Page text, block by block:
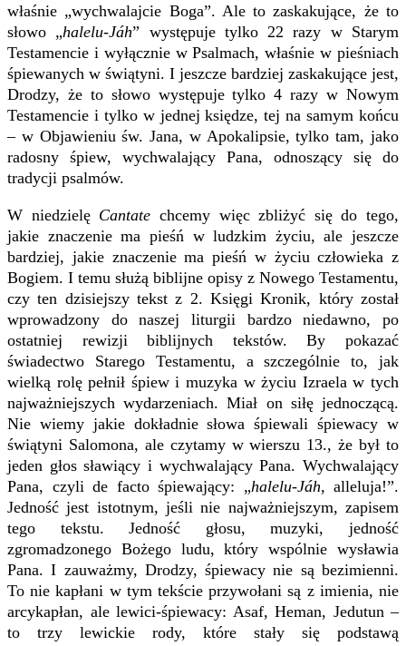
właśnie „wychwalajcie Boga”. Ale to zaskakujące, że to
słowo „halelu-Jáh” występuje tylko 22 razy w Starym
Testamencie i wyłącznie w Psalmach, właśnie w pieśniach
śpiewanych w świątyni. I jeszcze bardziej zaskakujące jest,
Drodzy, że to słowo występuje tylko 4 razy w Nowym
Testamencie i tylko w jednej księdze, tej na samym końcu
– w Objawieniu św. Jana, w Apokalipsie, tylko tam, jako
radosny śpiew, wychwalający Pana, odnoszący się do
tradycji psalmów.
W niedzielę Cantate chcemy więc zbliżyć się do tego,
jakie znaczenie ma pieśń w ludzkim życiu, ale jeszcze
bardziej, jakie znaczenie ma pieśń w życiu człowieka z
Bogiem. I temu służą biblijne opisy z Nowego Testamentu,
czy ten dzisiejszy tekst z 2. Księgi Kronik, który został
wprowadzony do naszej liturgii bardzo niedawno, po
ostatniej rewizji biblijnych tekstów. By pokazać
świadectwo Starego Testamentu, a szczególnie to, jak
wielką rolę pełnił śpiew i muzyka w życiu Izraela w tych
najważniejszych wydarzeniach. Miał on siłę jednoczącą.
Nie wiemy jakie dokładnie słowa śpiewali śpiewacy w
świątyni Salomona, ale czytamy w wierszu 13., że był to
jeden głos sławiący i wychwalający Pana. Wychwalający
Pana, czyli de facto śpiewający: „halelu-Jáh, alleluja!”.
Jedność jest istotnym, jeśli nie najważniejszym, zapisem
tego tekstu. Jedność głosu, muzyki, jedność
zgromadzonego Bożego ludu, który wspólnie wysławia
Pana. I zauważmy, Drodzy, śpiewacy nie są bezimienni.
To nie kapłani w tym tekście przywołani są z imienia, nie
arcykapłan, ale lewici-śpiewacy: Asaf, Heman, Jedutun –
to trzy lewickie rody, które stały się podstawą